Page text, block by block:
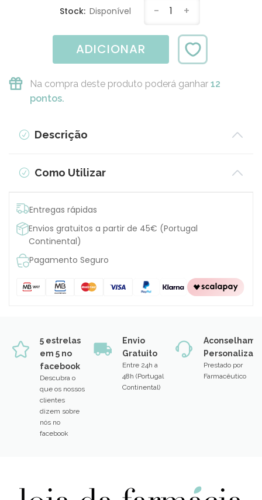
Stock: Disponível - 1 +
ADICIONAR
Na compra deste produto poderá ganhar 12
pontos.
Descrição
Como Utilizar
Entregas rápidas
Envios gratuitos a partir de 45€ (Portugal
Continental)
Pagamento Seguro
5 estrelas
em 5 no
facebook
Descubra o
que os nossos
clientes
dizem sobre
nós no
facebook
Envio
Gratuito
Entre 24h a
48h (Portugal
Continental)
Prestado por
Farmacêutico